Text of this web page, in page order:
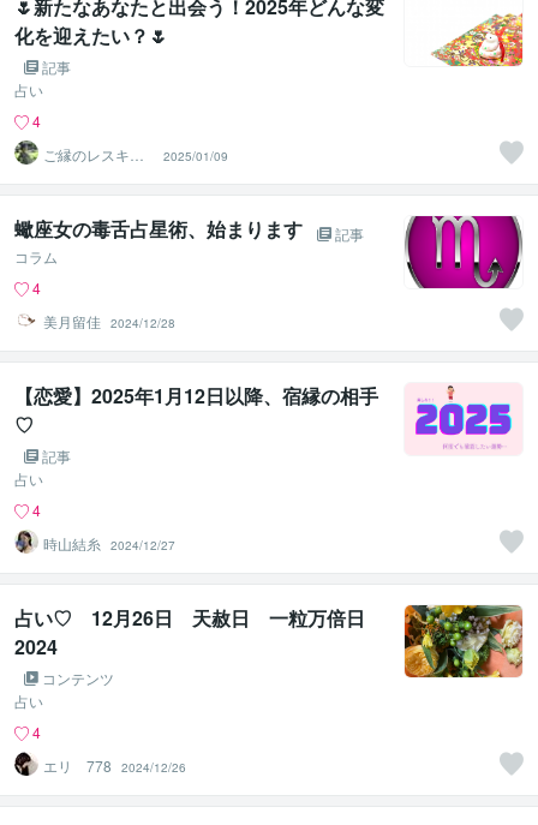
🌷新たなあなたと出会う！2025年どんな変
化を迎えたい？🌷
記事
占い
4
ご縁のレスキュ
ー鑑定師♡ズー
テメルク寧々
2025/01/09
蠍座女の毒舌占星術、始まります
記事
コラム
4
美月留佳 2024/12/28
【恋愛】2025年1月12日以降、宿縁の相手
♡
記事
占い
4
時山結糸
2024/12/27
占い♡ 12月26日 天赦日 一粒万倍日
2024
コンテンツ
占い
4
エリ 778
2024/12/26